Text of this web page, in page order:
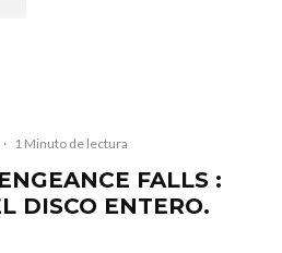
· 1 Minuto de lectura
FALLS :
DISCO ENTERO.